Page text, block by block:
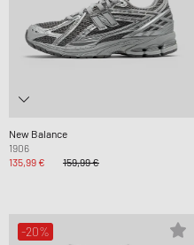
New Balance
1906
135,99 €
159,99 €
-20%